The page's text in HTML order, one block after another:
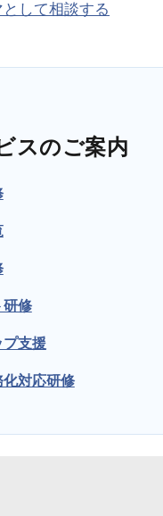
して相談する
スのご案内
研修
プ支援
化対応研修